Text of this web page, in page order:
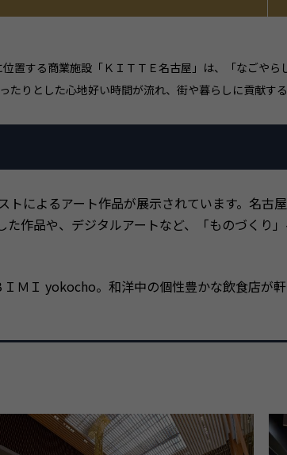
置する商業施設「ＫＩＴＴＥ名古屋」は、「なごや
りとした心地好い時間が流れ、街や暮らしに貢献す
によるアート作品が展示されています。名古
作品や、デジタルアートなど、「ものづくり
ＭＩ yokocho。和洋中の個性豊かな飲食店が